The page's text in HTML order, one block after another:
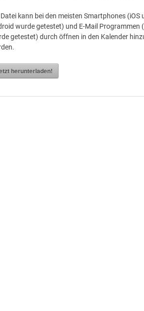
Datei kann bei den meisten Smartphones (iOS
wurde getestet) und E-Mail Programmen
getestet) durch öffnen in den Kalender
herunterladen!